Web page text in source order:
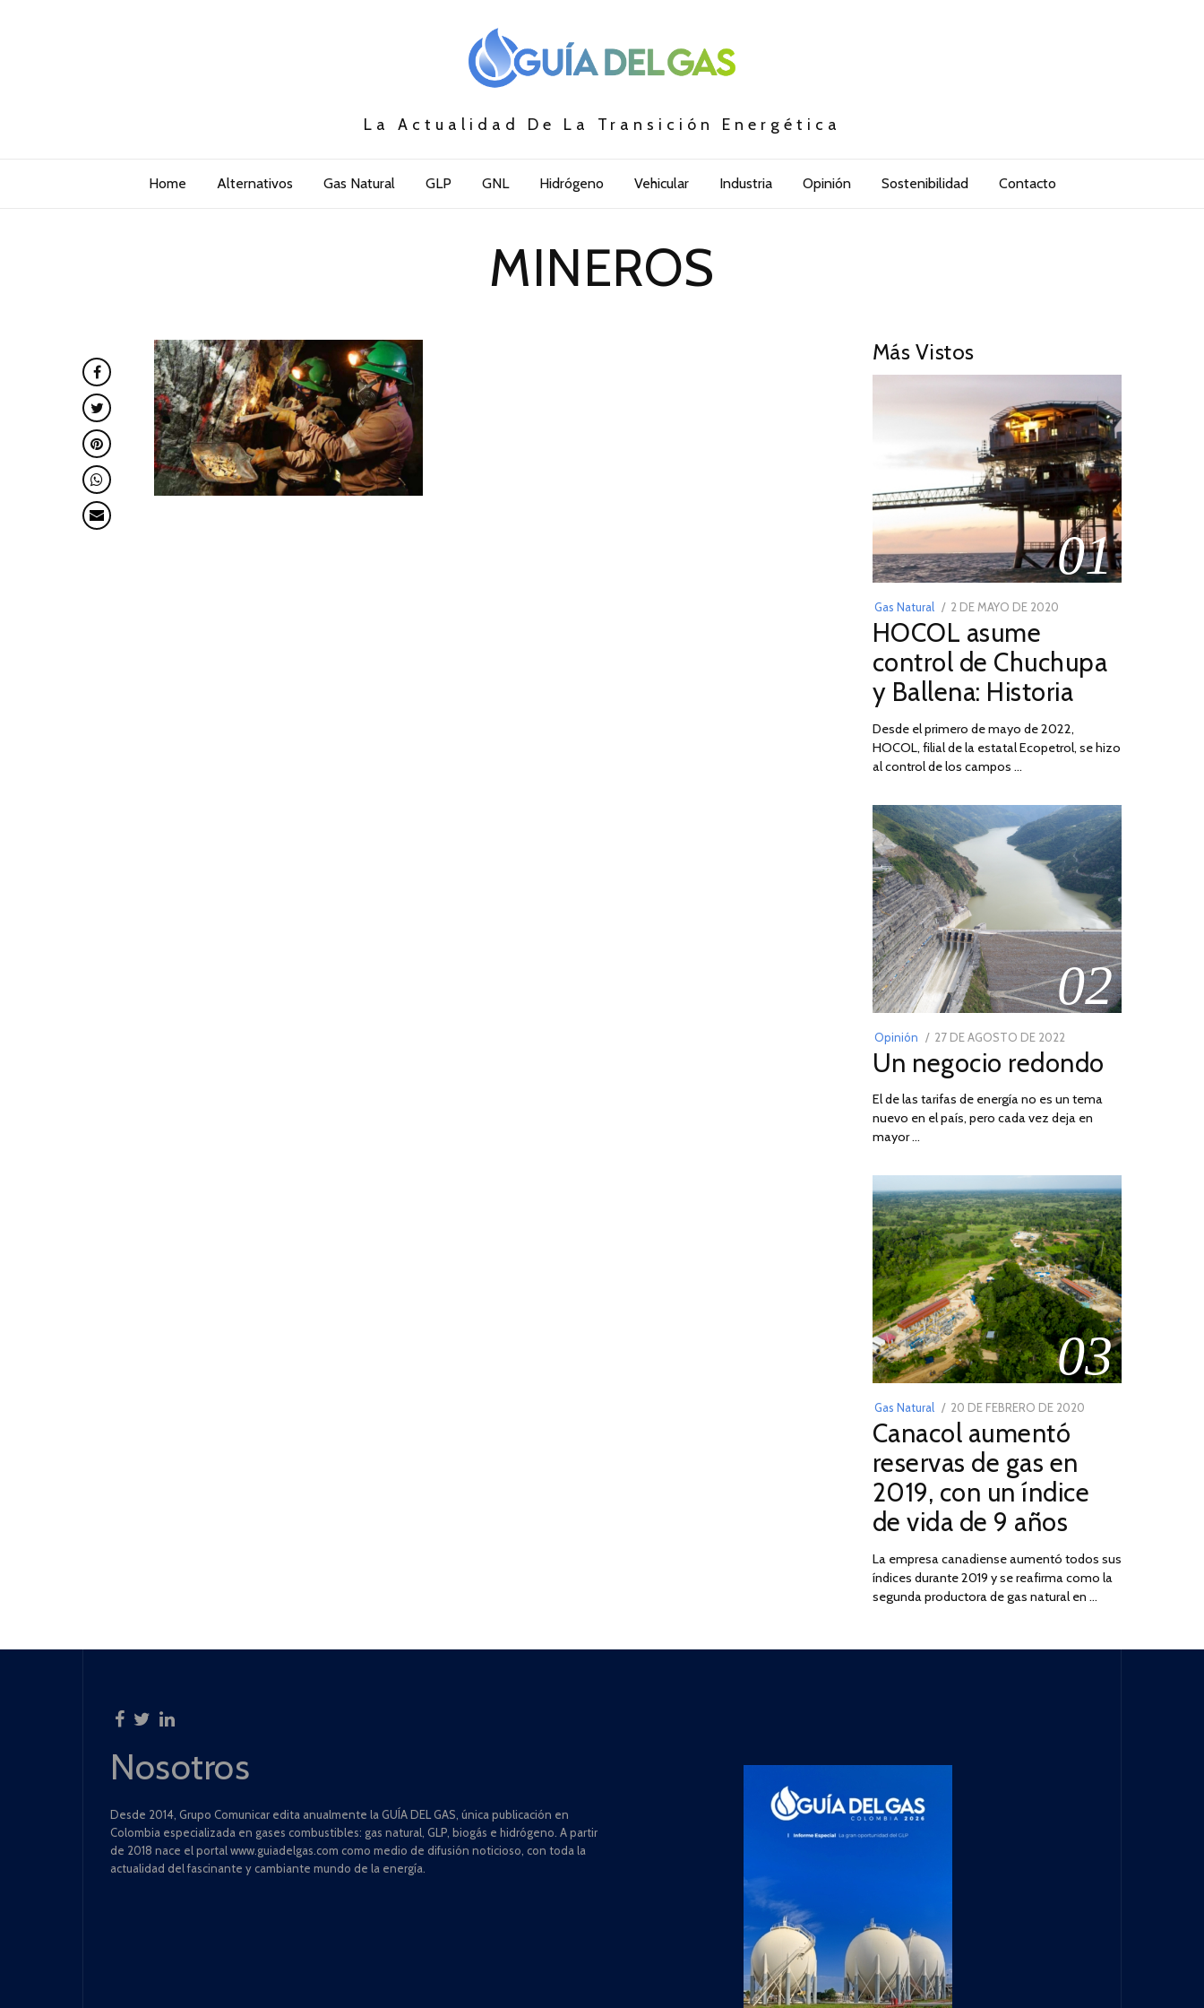
La Actualidad De La Transición Energética
Home Alternativos Gas Natural GLP GNL Hidrógeno Vehicular Industria Opinión Sostenibilidad Contacto
MINEROS
Más Vistos
01
Gas Natural
POSTED
ON
2 DE MAYO DE 2020
DE
2026
HOCOL asume
control de Chuchupa
y Ballena: Historia
Desde el primero de mayo de 2022,
HOCOL, filial de la estatal Ecopetrol, se hizo
al control de los campos …
02
Opinión
POSTED
ON
27 DE AGOSTO DE 2022
DE
DE
2022
Un negocio redondo
El de las tarifas de energía no es un tema
nuevo en el país, pero cada vez deja en
mayor …
03
Gas Natural
POSTED
ON
20 DE FEBRERO DE 2020
2025
Canacol aumentó
reservas de gas en
2019, con un índice
de vida de 9 años
La empresa canadiense aumentó todos sus
índices durante 2019 y se reafirma como la
segunda productora de gas natural en …
Nosotros
Desde 2014, Grupo Comunicar edita anualmente la GUÍA DEL GAS, única publicación en
Colombia especializada en gases combustibles: gas natural, GLP, biogás e hidrógeno. A partir
de 2018 nace el portal www.guiadelgas.com como medio de difusión noticioso, con toda la
actualidad del fascinante y cambiante mundo de la energía.